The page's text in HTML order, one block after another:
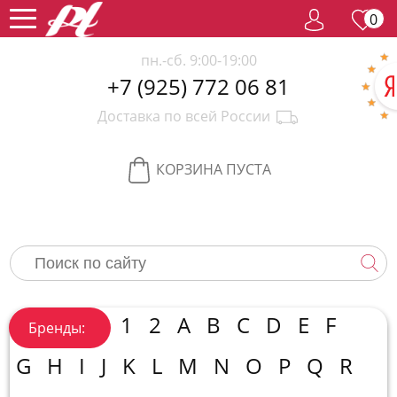
0
пн.-сб. 9:00-19:00
+7 (925) 772 06 81
Доставка по всей России
КОРЗИНА ПУСТА
Бренды: 1 2 A B C D E
F
G
H I J K L M N O P Q
R
Женский
парфюм
Мужской
парфюм
Селективный
косметика
Новинки
Хиты
продаж
Спецпредложение